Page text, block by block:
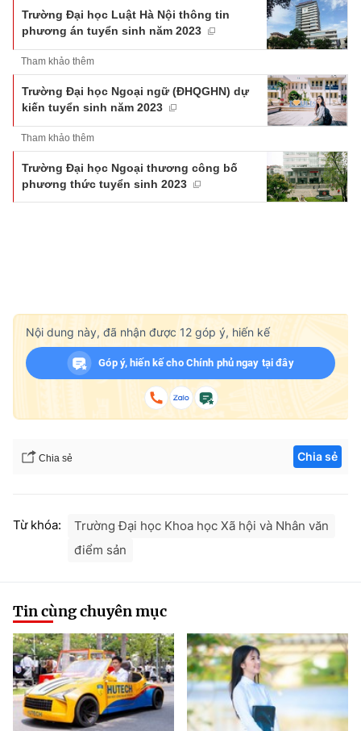
Trường Đại học Luật Hà Nội thông tin
phương án tuyển sinh năm 2023
Tham khảo thêm
Trường Đại học Ngoại ngữ (ĐHQGHN) dự
kiến tuyển sinh năm 2023
Tham khảo thêm
Trường Đại học Ngoại thương công bố
phương thức tuyển sinh 2023
Nội dung này, đã nhận được 12 góp ý, hiến kế
Góp ý, hiến kế cho Chính phủ ngay tại đây
Chia sẻ Chia sẻ
Từ khóa:
Trường Đại học Khoa học Xã hội và Nhân văn
điểm sản
Tin cùng chuyên mục